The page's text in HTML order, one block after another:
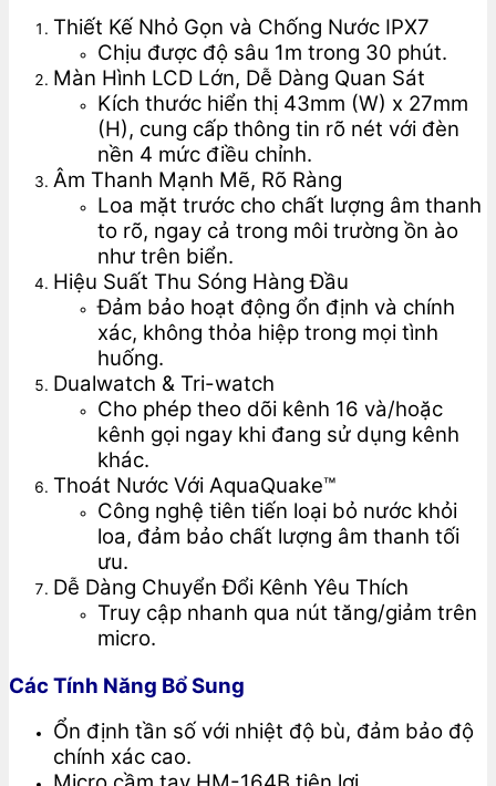
Thiết Kế Nhỏ Gọn và Chống Nước IPX7
Chịu được độ sâu 1m trong 30 phút.
Màn Hình LCD Lớn, Dễ Dàng Quan Sát
Kích thước hiển thị 43mm (W) x 27mm
(H), cung cấp thông tin rõ nét với đèn
nền 4 mức điều chỉnh.
Âm Thanh Mạnh Mẽ, Rõ Ràng
Loa mặt trước cho chất lượng âm thanh
to rõ, ngay cả trong môi trường ồn ào
như trên biển.
Hiệu Suất Thu Sóng Hàng Đầu
Đảm bảo hoạt động ổn định và chính
xác, không thỏa hiệp trong mọi tình
huống.
Dualwatch & Tri-watch
Cho phép theo dõi kênh 16 và/hoặc
kênh gọi ngay khi đang sử dụng kênh
khác.
Thoát Nước Với AquaQuake™
Công nghệ tiên tiến loại bỏ nước khỏi
loa, đảm bảo chất lượng âm thanh tối
ưu.
Dễ Dàng Chuyển Đổi Kênh Yêu Thích
Truy cập nhanh qua nút tăng/giảm trên
micro.
Các Tính Năng Bổ Sung
Ổn định tần số với nhiệt độ bù, đảm bảo độ
chính xác cao.